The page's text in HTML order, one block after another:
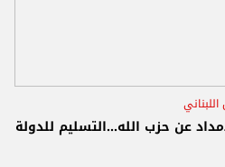
عن حزب الله...التسليم للدولة